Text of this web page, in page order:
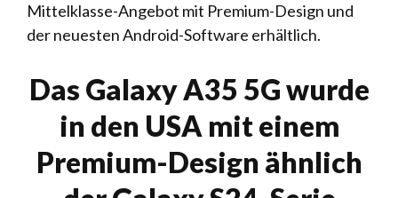
Mittelklasse-Angebot mit Premium-Design und
der neuesten Android-Software erhältlich.
Das Galaxy A35 5G wurde
in den USA mit einem
Premium-Design ähnlich